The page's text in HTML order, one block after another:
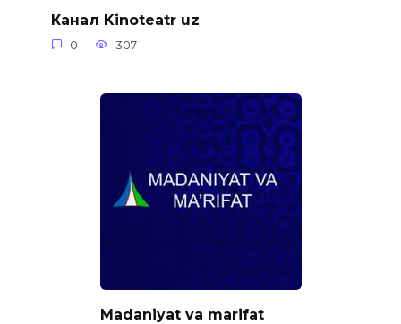
Канал Kinoteatr uz
0 307
Madaniyat va marifat